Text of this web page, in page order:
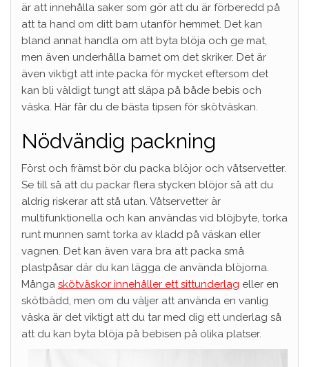
är att innehålla saker som gör att du är förberedd på
att ta hand om ditt barn utanför hemmet. Det kan
bland annat handla om att byta blöja och ge mat,
men även underhålla barnet om det skriker. Det är
även viktigt att inte packa för mycket eftersom det
kan bli väldigt tungt att släpa på både bebis och
väska. Här får du de bästa tipsen för skötväskan.
Nödvändig packning
Först och främst bör du packa blöjor och våtservetter.
Se till så att du packar flera stycken blöjor så att du
aldrig riskerar att stå utan. Våtservetter är
multifunktionella och kan användas vid blöjbyte, torka
runt munnen samt torka av kladd på väskan eller
vagnen. Det kan även vara bra att packa små
plastpåsar där du kan lägga de använda blöjorna.
Många skötväskor innehåller ett sittunderlag eller en
skötbädd, men om du väljer att använda en vanlig
väska är det viktigt att du tar med dig ett underlag så
att du kan byta blöja på bebisen på olika platser.